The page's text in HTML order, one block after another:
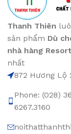
Thanh Thiên
sản phẩm Dù
nhà hàng
nhất
872 Hương Lộ
Phone: (028)
6267.3160